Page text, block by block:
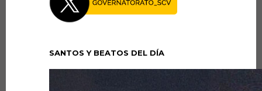
SANTOS Y BEATOS DEL DÍA